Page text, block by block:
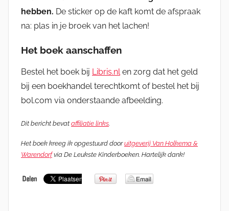
hebben. De sticker op de kaft komt de afspraak
na: plas in je broek van het lachen!
Het boek aanschaffen
Bestel het boek bij Libris.nlen zorg dat het geld
bij een boekhandel terechtkomt of bestel het bij
bol.com via onderstaande afbeelding.
Dit bericht bevat affiliatie links.
Het boek kreeg ik opgestuurd dooruitgeverij Van Holkema &
Warendorfvia De Leukste Kinderboeken. Hartelijk dank!